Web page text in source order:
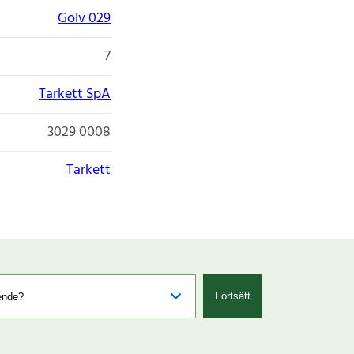
Golv 029
7
Tarkett SpA
3029 0008
Tarkett
Fortsätt